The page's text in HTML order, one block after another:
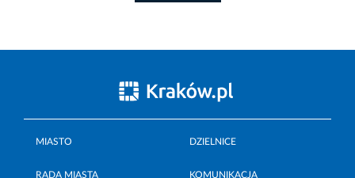
MIASTO DZIELNICE
RADA MIASTA KOMUNIKACJA